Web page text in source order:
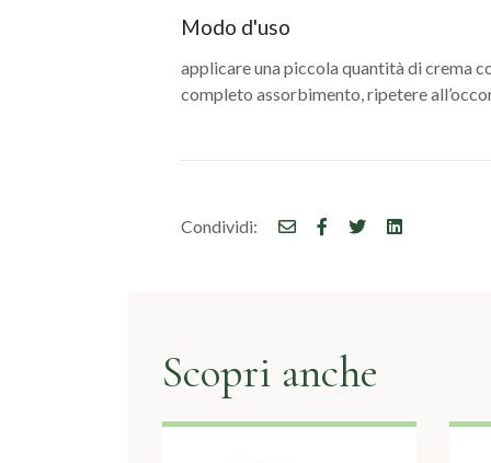
Modo d'uso
applicare una piccola quantità di crema
completo assorbimento, ripetere
Condividi:
Scopri anche